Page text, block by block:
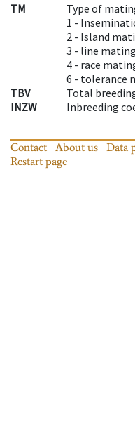
TM
Type of
1 -
2 - Island
3 - line
4 - race
6 - tolerance
TBV
Total
INZW
Inbreeding
Contact About us Data
Restart page